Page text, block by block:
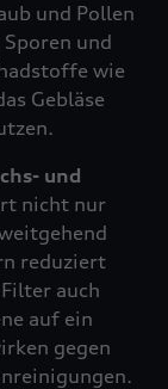
und Pollen
und
wie
Gebläse
und
nicht nur
reduziert
auch
auf ein
gegen